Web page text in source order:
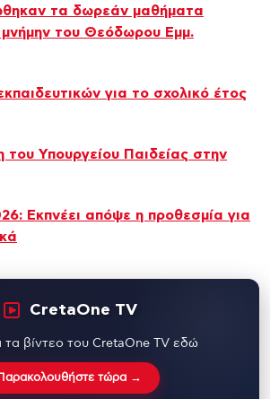
τα δωρεάν μαθήματα
μνήμην του Θεόδωρου Εμμ.
για το σχολικό έτος
του Υπουργείου Παιδείας στην
Εκπνέει απόψε η προθεσμία για
CretaOne TV
τα βίντεο του CretaOne TV εδώ
τώρα →